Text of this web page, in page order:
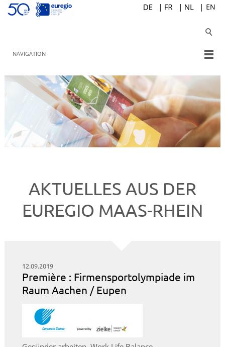
NAVIGATION
AKTUELLES AUS DER
EUREGIO MAAS-RHEIN
12.09.2019
Première : Firmensportolympiade im
Raum Aachen / Eupen